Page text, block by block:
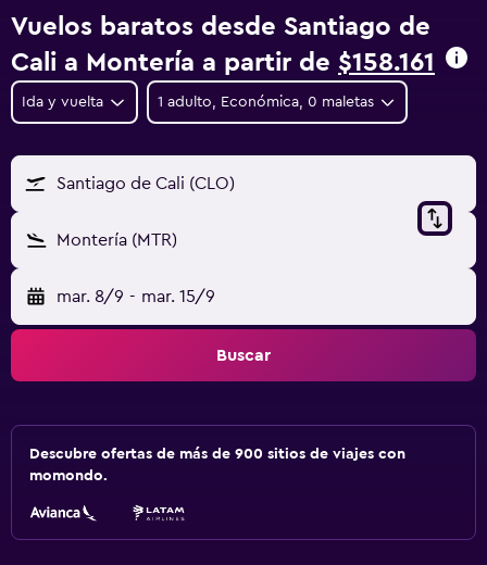
Vuelos baratos desde Santiago de
Cali a Montería a partir de $158.161
Ida y vuelta 1 adulto, Económica, 0 maletas
Santiago de Cali (CLO)
Montería (MTR)
mar. 8/9 - mar. 15/9
Buscar
Descubre ofertas de más de 900 sitios de viajes con
momondo.